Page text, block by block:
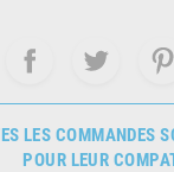
LES COMMANDES
POUR LEUR